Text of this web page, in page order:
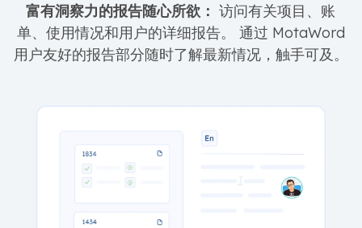
富有洞察力的报告随心所欲： 访问有关项目、账
单、使用情况和用户的详细报告。 通过 MotaWord
用户友好的报告部分随时了解最新情况，触手可及。